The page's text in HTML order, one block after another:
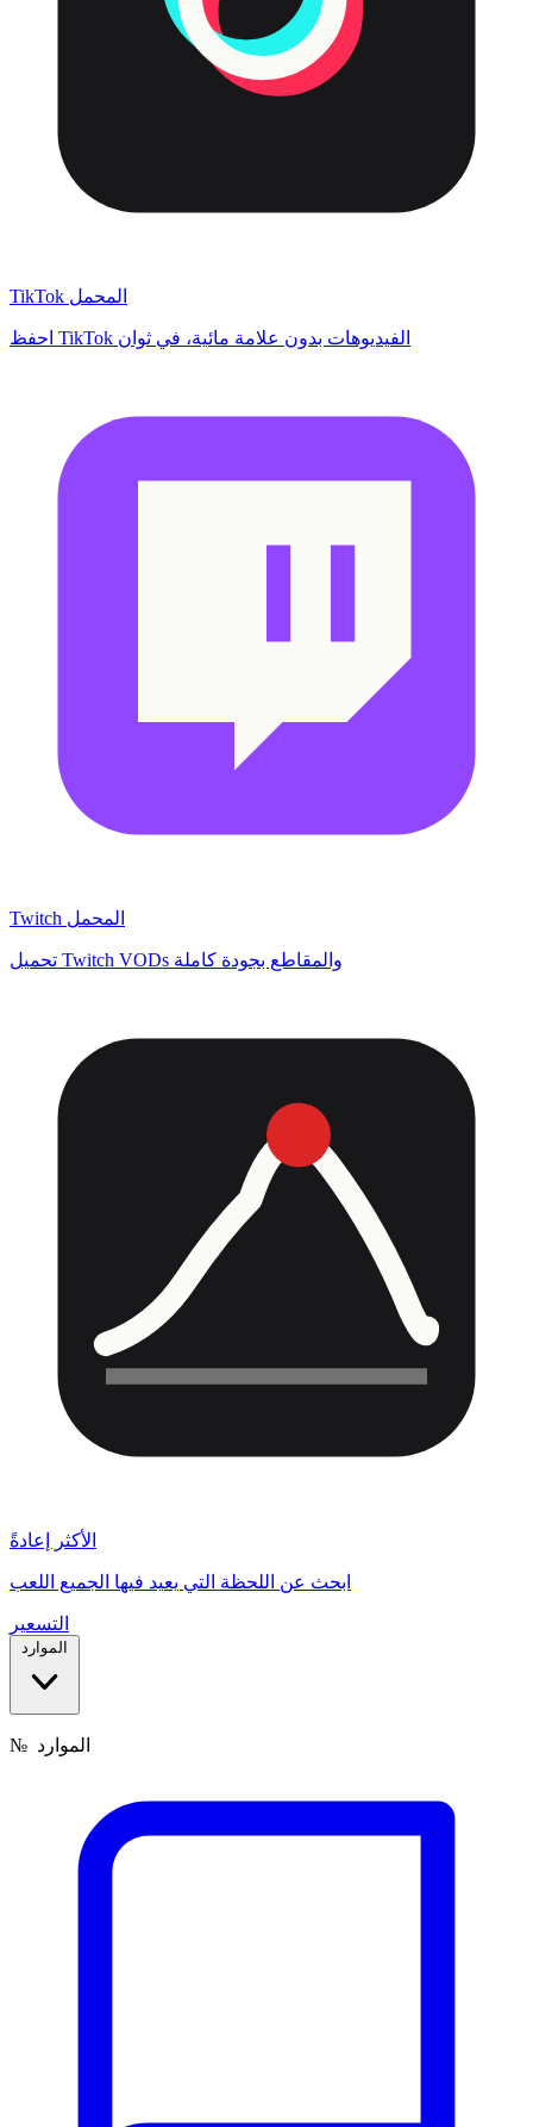
TikTok المحمل
احفظ TikTok الفيديوهات بدون علامة مائية، في ثوان
Twitch المحمل
تحميل Twitch VODs والمقاطع بجودة كاملة
الأكثر إعادةً
ابحث عن اللحظة التي يعيد فيها الجميع اللعب
التسعير
الموارد
№ الموارد